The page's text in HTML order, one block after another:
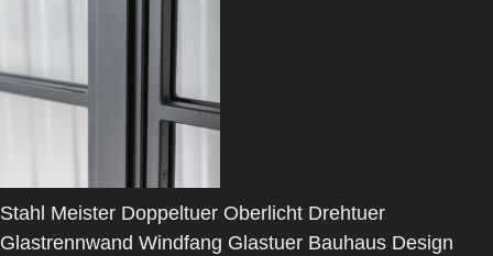
Stahl Meister Doppeltuer Oberlicht Drehtuer
Glastrennwand Windfang Glastuer Bauhaus Design